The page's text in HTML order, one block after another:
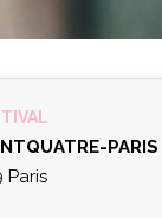
PARIS
Paris